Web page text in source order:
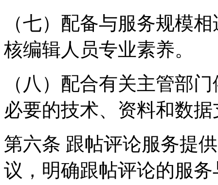
（七）配备与服务规模
核编辑人员专业素养。
（八）配合有关主管部
必要的技术、资料和数
第六条 跟帖评论服务提
议，明确跟帖评论的服